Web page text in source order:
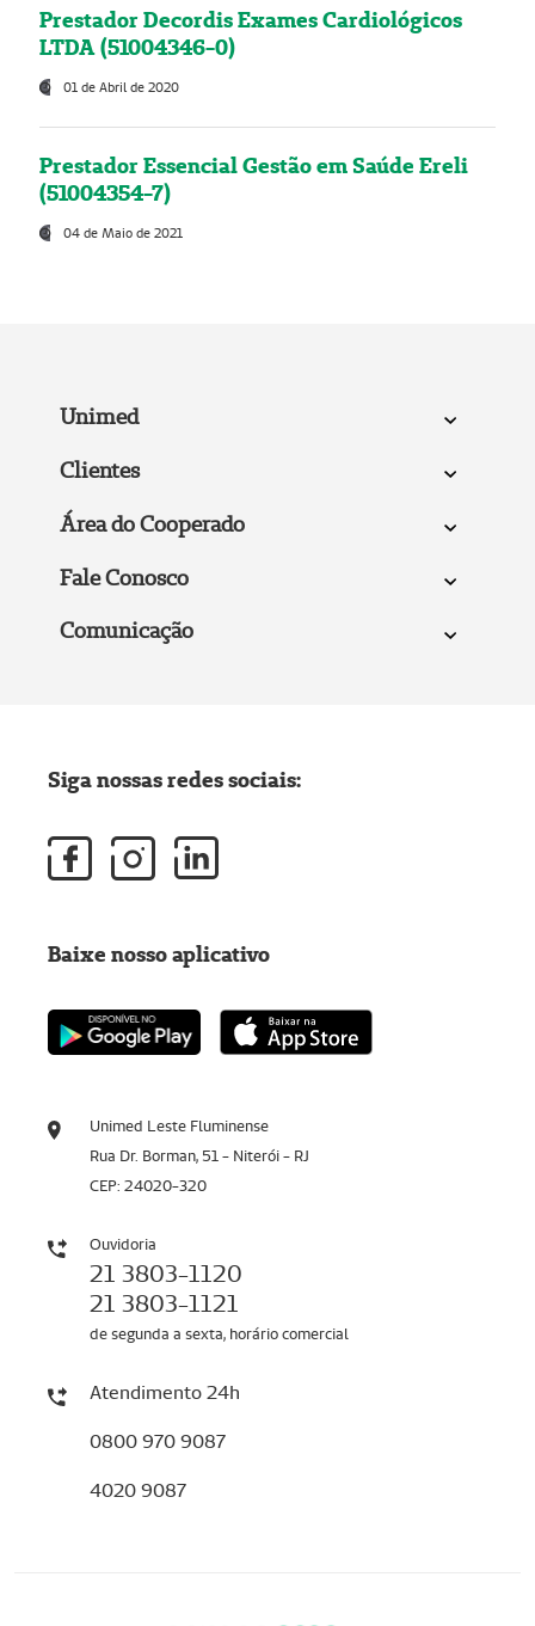
Prestador Decordis Exames Cardiológicos
LTDA (51004346-0)
01 de Abril de 2020
Prestador Essencial Gestão em Saúde Ereli
(51004354-7)
04 de Maio de 2021
Unimed
Clientes
Área do Cooperado
Fale Conosco
Comunicação
Unimed Leste Fluminense
Rua Dr. Borman, 51 - Niterói - RJ
CEP: 24020-320
Ouvidoria
21 3803-1120
21 3803-1121
de segunda a sexta, horário comercial
Atendimento 24h
0800 970 9087
4020 9087
Siga nossas redes sociais:
Baixe nosso aplicativo